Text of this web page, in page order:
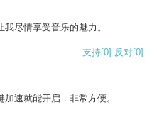
尽情享受音乐的魅力。
支持[0] 反对[0]
速就能开启，非常方便。